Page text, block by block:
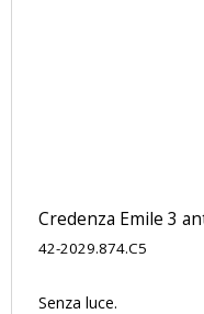
Credenza Emile 3
42-2029.874.C5
Senza luce.